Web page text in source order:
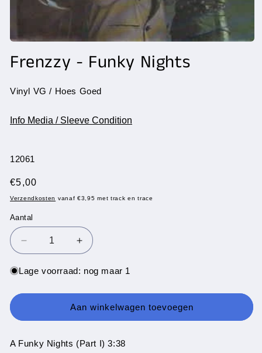
1
openen
Frenzzy - Funky Nights
Vinyl VG / Hoes Goed
Info Media / Sleeve Condition
SKU:
12061
Normale
prijs
€5,00
Verzendkosten vanaf €3,95 met track en trace
Aantal
Aantal
Aantal
verlagen
voor
-
Nights
Aantal
verhogen
voor
-
Funky
Nights
Lage voorraad: nog maar 1
Aan winkelwagen toevoegen
A Funky Nights (Part I) 3:38